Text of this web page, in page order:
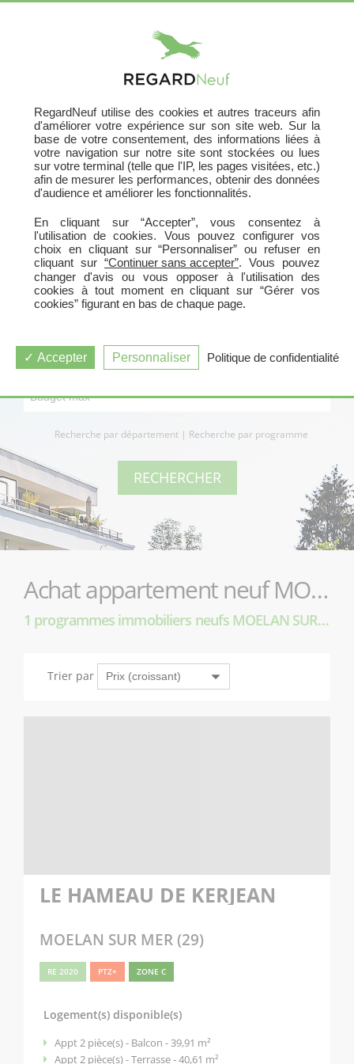
Acheter Votre Logement
630 programmes neufs
En France
HABITER ou INVESTIR
Recherche par département | Recherche par programme
Achat appartement neuf MOELAN SUR MER (29350)
1 programmes immobiliers neufs MOELAN SUR MER (29350)
Trier par
LE HAMEAU DE KERJEAN
MOELAN SUR MER (29)
RE 2020 PTZ+ ZONE C
Logement(s) disponible(s)
Appt 2 pièce(s) - Balcon - 39,91 m²
Appt 2 pièce(s) - Terrasse - 40,61 m²
RegardNeuf utilise des cookies et autres traceurs afin
d'améliorer votre expérience sur son site web. Sur la
base de votre consentement, des informations liées à
votre navigation sur notre site sont stockées ou lues
sur votre terminal (telle que l'IP, les pages visitées, etc.)
afin de mesurer les performances, obtenir des données
d'audience et améliorer les fonctionnalités.
En cliquant sur “Accepter”, vous consentez à
l'utilisation de cookies. Vous pouvez configurer vos
choix en cliquant sur “Personnaliser” ou refuser en
cliquant sur “Continuer sans accepter”. Vous pouvez
changer d'avis ou vous opposer à l'utilisation des
cookies à tout moment en cliquant sur “Gérer vos
cookies” figurant en bas de chaque page.
Accepter Personnaliser Politique de confidentialité